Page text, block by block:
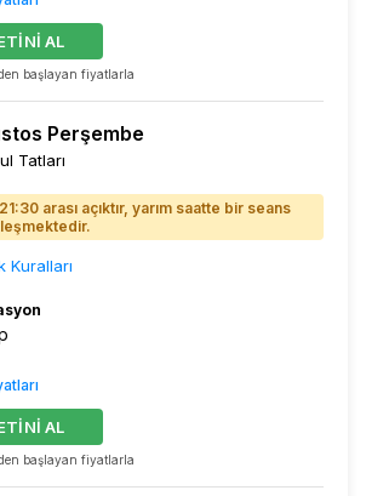
başlayan fiyatlarla
AL
Perşembe
Tatları
arası açıktır, yarım saatte bir seans
Kuralları
başlayan fiyatlarla
AL